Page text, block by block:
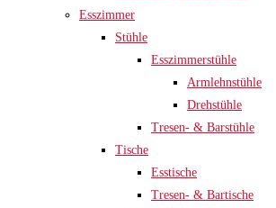
Esszimmer
Stühle
Esszimmerstühle
Armlehnstühle
Drehstühle
Tresen- & Barstühle
Tische
Esstische
Tresen- & Bartische